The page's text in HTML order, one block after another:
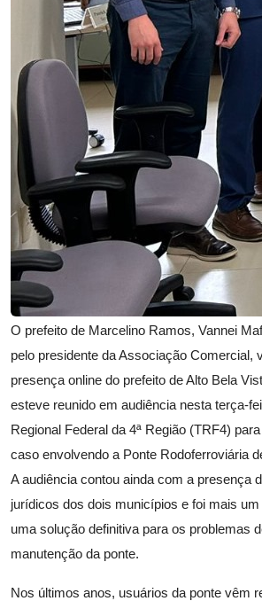
O prefeito de Marcelino Ramos, Vannei
pelo presidente da Associação Comercial,
presença online do prefeito de Alto Bela
esteve reunido em audiência nesta terça-
Regional Federal da 4ª Região (TRF4)
caso envolvendo a Ponte Rodoferroviária
A audiência contou ainda com a presença
jurídicos dos dois municípios e foi mais
uma solução definitiva para os problemas
manutenção da ponte.
Nos últimos anos, usuários da ponte vêm